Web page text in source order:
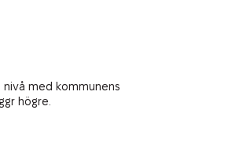
med kommunens
högre.